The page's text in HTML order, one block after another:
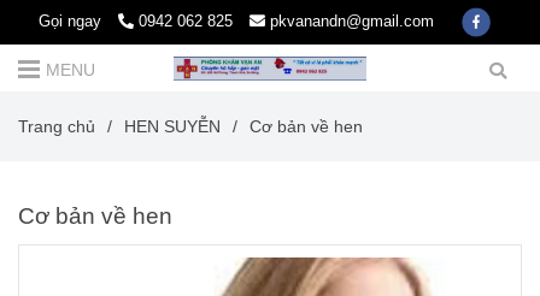
Gọi ngay 0942 062 825 pkvanandn@gmail.com
MENU
Trang chủ / HEN SUYỄN / Cơ bản về hen
Cơ bản về hen